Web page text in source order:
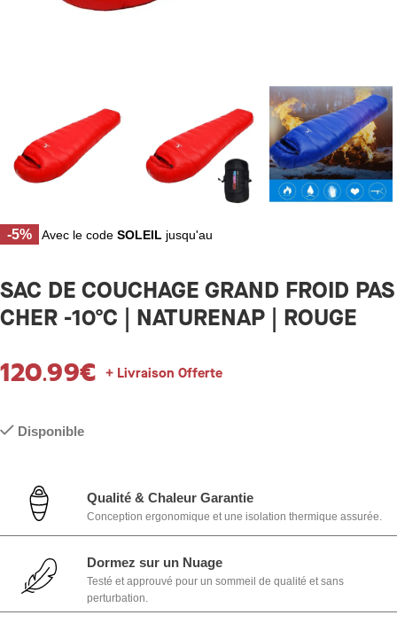
-5% Avec le code SOLEIL jusqu'au
SAC DE COUCHAGE GRAND FROID PAS
CHER -10ºC | NATURENAP | ROUGE
120.99€ + Livraison Offerte
Disponible
Qualité & Chaleur Garantie
Conception ergonomique et une isolation thermique assurée.
Dormez sur un Nuage
Testé et approuvé pour un sommeil de qualité et sans
perturbation.